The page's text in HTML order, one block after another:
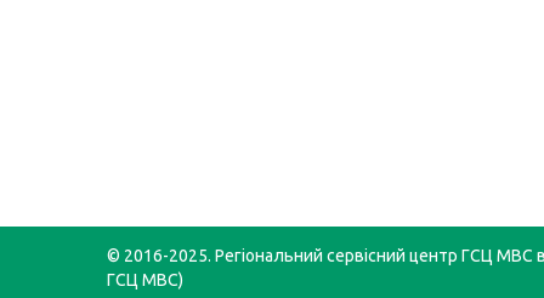
© 2016-2025. Регіональний сервісний центр ГСЦ МВС в
ГСЦ МВС)